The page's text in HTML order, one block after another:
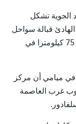
الجوية تشكل
قبالة سواحل
نيكاراجوا، مصحوبة برياح تصل سرعتها إلى 75 كيلومترا في
في ميامي أن مركز
160 كيلومترا جنوب غرب العاصمة